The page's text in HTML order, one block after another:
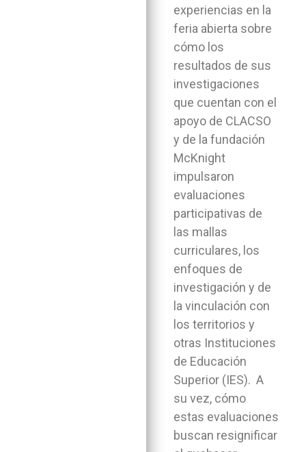
experiencias en la
feria abierta sobre
cómo los
resultados de sus
investigaciones
que cuentan con el
apoyo de CLACSO
y de la fundación
McKnight
impulsaron
evaluaciones
participativas de
las mallas
curriculares, los
enfoques de
investigación y de
la vinculación con
los territorios y
otras Instituciones
de Educación
Superior (IES). A
su vez, cómo
estas evaluaciones
buscan resignificar